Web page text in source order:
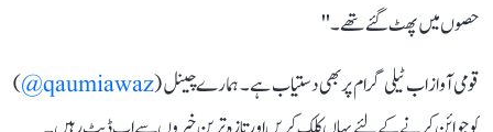
حصوں میں پھٹ گئے تھے۔''
قومی آواز اب ٹیلی گرام پر بھی دستیاب ہے۔ ہمارے چینل (qaumiawaz@
)